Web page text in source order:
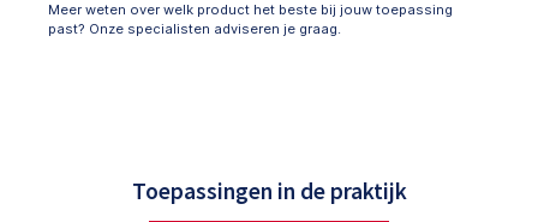
Meer weten over welk product het beste bij jouw toepassing
past? Onze specialisten adviseren je graag.
Toepassingen in de praktijk